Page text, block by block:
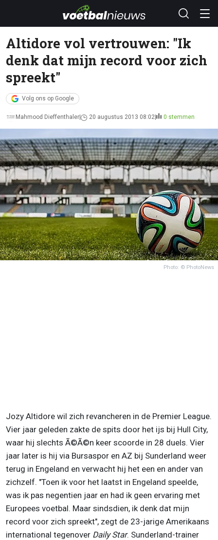
Altidore vol vertrouwen: "Ik
denk dat mijn record voor zich
spreekt"
Volg ons op Google
Mahmood Dieffenthaler 20 augustus 2013 08:02 0 stemmen
Photo: © PhotoNews
Jozy Altidore wil zich revancheren in de Premier League.
Vier jaar geleden zakte de spits door het ijs bij Hull City,
waar hij slechts Ã©Ã©n keer scoorde in 28 duels. Vier
jaar later is hij via Bursaspor en AZ bij Sunderland weer
terug in Engeland en verwacht hij het een en ander van
zichzelf. "Toen ik voor het laatst in Engeland speelde,
was ik pas negentien jaar en had ik geen ervaring met
Europees voetbal. Maar sindsdien, ik denk dat mijn
record voor zich spreekt", zegt de 23-jarige Amerikaans
international tegenover Daily Star. Sunderland-trainer